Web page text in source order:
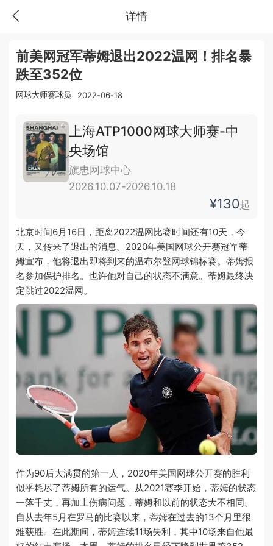
详情
前美网冠军蒂姆退出2022温网！排名暴
跌至352位
网球大师赛球员 2022-06-18
上海ATP1000网球大师赛-中
央场馆
旗忠网球中心
2026.10.07-2026.10.18
¥130起
北京时间6月16日，距离2022温网比赛时间还有10天，今
天，又传来了退出的消息。2020年美国网球公开赛冠军蒂
姆宣布，他将退出即将到来的温布尔登网球锦标赛。蒂姆报
名参加保护排名。也许他对自己的状态不满意。蒂姆最终决
定跳过2022温网。
作为90后大满贯的第一人，2020年美国网球公开赛的胜利
似乎耗尽了蒂姆所有的运气。从2021赛季开始，蒂姆的状态
一落千丈，再加上伤病问题，蒂姆和以前的状态大不相同。
自从去年5月在罗马的比赛以来，蒂姆在过去的13个月里很
难获胜。在此期间，蒂姆连续11场失利，其中10场来自他最